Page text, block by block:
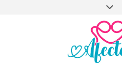
FACEBOOK
TWITTER